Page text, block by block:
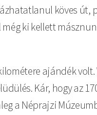
köves
ki kellett
ajándék
Kár, hogy az
a Néprajzi